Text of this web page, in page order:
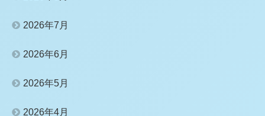
2026年7月
2026年6月
2026年5月
2026年4月